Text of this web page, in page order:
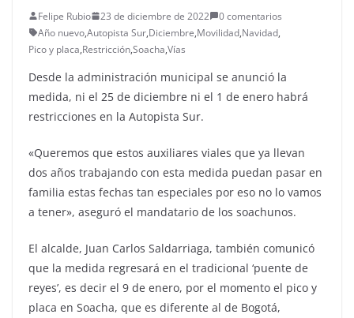
Felipe Rubio 23 de diciembre de 2022
0 comentarios
Año nuevo,Autopista Sur,Diciembre,Movilidad,Navidad,
Pico y placa,Restricción,Soacha,Vías
Desde la administración municipal se anunció la
medida, ni el 25 de diciembre ni el 1 de enero habrá
restricciones en la Autopista Sur.
«Queremos que estos auxiliares viales que ya llevan
dos años trabajando con esta medida puedan pasar en
familia estas fechas tan especiales por eso no lo vamos
a tener», aseguró el mandatario de los soachunos.
El alcalde, Juan Carlos Saldarriaga, también comunicó
que la medida regresará en el tradicional ‘puente de
reyes’, es decir el 9 de enero, por el momento el pico y
placa en Soacha, que es diferente al de Bogotá,